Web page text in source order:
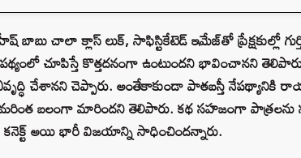
చాలా క్లాస్ లుక్, సాఫిస్టికేటెడ్ ఇమేజ్‌తో ప్రేక్షకుల్లో
చూపిస్తే కొత్తదనంగా ఉంటుందని భావించానని
చేశానని చెప్పారు. అంతేకాకుండా పాతబస్తీ నేపథ్యానికి
బలంగా మారిందని తెలిపారు. కథ సహజంగా పాత్రలను
కనెక్ట్ అయి భారీ విజయాన్ని సాధించిందన్నారు.